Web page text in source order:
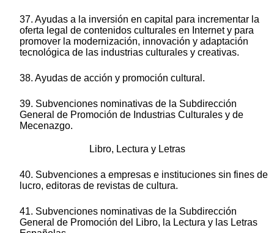
37. Ayudas a la inversión en capital para incrementar la
oferta legal de contenidos culturales en Internet y para
promover la modernización, innovación y adaptación
tecnológica de las industrias culturales y creativas.
38. Ayudas de acción y promoción cultural.
39. Subvenciones nominativas de la Subdirección
General de Promoción de Industrias Culturales y de
Mecenazgo.
Libro, Lectura y Letras
40. Subvenciones a empresas e instituciones sin fines de
lucro, editoras de revistas de cultura.
41. Subvenciones nominativas de la Subdirección
General de Promoción del Libro, la Lectura y las Letras